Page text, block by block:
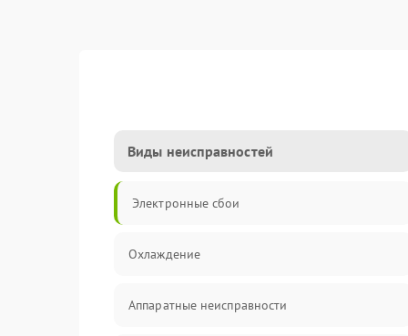
Виды неисправностей
Электронные сбои
Охлаждение
Аппаратные неисправности